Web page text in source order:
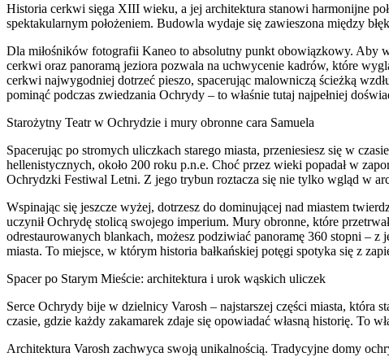
Historia cerkwi sięga XIII wieku, a jej architektura stanowi harmonijne
spektakularnym położeniem. Budowla wydaje się zawieszona między
Dla miłośników fotografii Kaneo to absolutny punkt obowiązkowy. Aby
cerkwi oraz panoramą jeziora pozwala na uchwycenie kadrów, które
cerkwi najwygodniej dotrzeć pieszo, spacerując malowniczą ścieżką
pominąć podczas zwiedzania Ochrydy – to właśnie tutaj najpełniej
Starożytny Teatr w Ochrydzie i mury obronne cara Samuela
Spacerując po stromych uliczkach starego miasta, przeniesiesz się w
hellenistycznych, około 200 roku p.n.e. Choć przez wieki popadał w
Ochrydzki Festiwal Letni. Z jego trybun roztacza się nie tylko wgląd w
Wspinając się jeszcze wyżej, dotrzesz do dominującej nad miastem
uczynił Ochrydę stolicą swojego imperium. Mury obronne, które
odrestaurowanych blankach, możesz podziwiać panoramę 360 stopni – z
miasta. To miejsce, w którym historia bałkańskiej potęgi spotyka się z
Spacer po Starym Mieście: architektura i urok wąskich uliczek
Serce Ochrydy bije w dzielnicy Varosh – najstarszej części miasta,
czasie, gdzie każdy zakamarek zdaje się opowiadać własną historię. To
Architektura Varosh zachwyca swoją unikalnością. Tradycyjne domy